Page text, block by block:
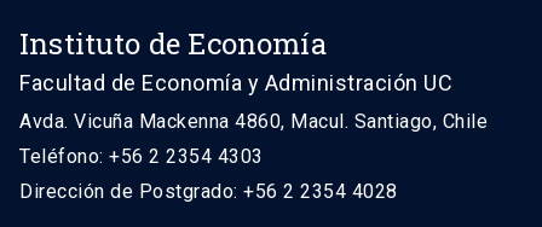
Instituto de Economía
Facultad de Economía y Administración UC
Avda. Vicuña Mackenna 4860, Macul. Santiago, Chile
Teléfono: +56 2 2354 4303
Dirección de Postgrado: +56 2 2354 4028